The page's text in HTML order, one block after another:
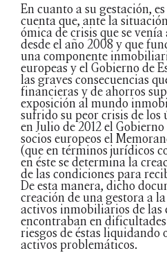
En cuanto a su gestación,
cuenta que, ante la
ómica de crisis que se
desde el año 2008 y que
una componente
europeas y el Gobierno de
las graves consecuencias
financieras y de ahorros
exposición al mundo
sufrido su peor crisis de los
en Julio de 2012 el
socios europeos el
(que en términos jurídicos
en éste se determina la
de las condiciones para
De esta manera, dicho
creación de una gestora a
activos inmobiliarios de las
encontraban en
riesgos de éstas liquidando
activos problemáticos.